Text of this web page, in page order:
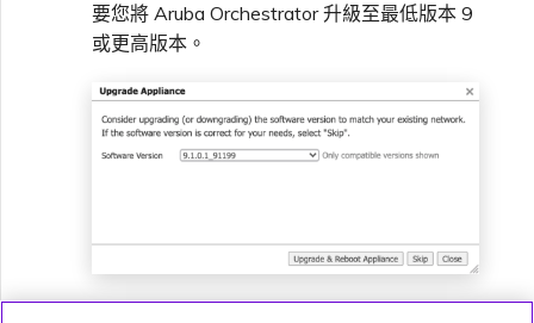
要您將 Aruba Orchestrator 升級至最低版本 9
或更高版本。